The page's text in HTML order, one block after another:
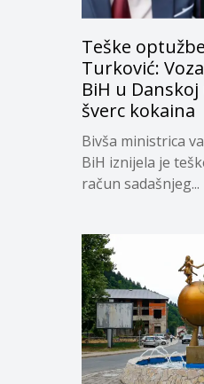
Teške
Turković:
BiH u
šverc kokaina
Bivša ministrica
BiH iznijela je
račun sadašnjeg...